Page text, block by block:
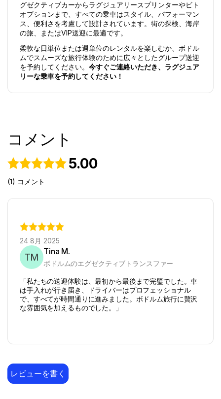
グゼクティブカーからラグジュアリースプリンターやビト
オプションまで、すべての乗車はスタイル、パフォーマン
ス、便利さを考慮して設計されています。街の探検、海岸
の旅、またはVIP送迎に最適です。
柔軟な日単位または週単位のレンタルを楽しむか、ボドル
ムでスムーズな旅行体験のために広々としたグループ送迎
を予約してください。 今すぐご連絡いただき、ラグジュア
リーな乗車を予約してください！
コメント
5.00
(1) コメント
24 8月 2025
TM
Tina M.
ボドルムのエグゼクティブトランスファー
「私たちの送迎体験は、最初から最後まで完璧でした。車
は手入れが行き届き、ドライバーはプロフェッショナル
で、すべてが時間通りに進みました。ボドルム旅行に贅沢
な雰囲気を加えるものでした。」
レビューを書く